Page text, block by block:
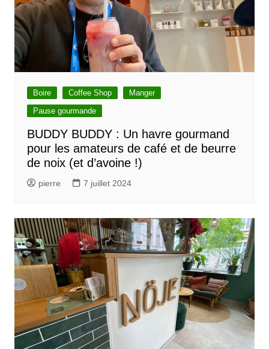
Boire Coffee Shop
Manger
Pause gourmande
BUDDY BUDDY : Un havre gourmand
pour les amateurs de café et de beurre
de noix (et d’avoine !)
pierre 7 juillet 2024